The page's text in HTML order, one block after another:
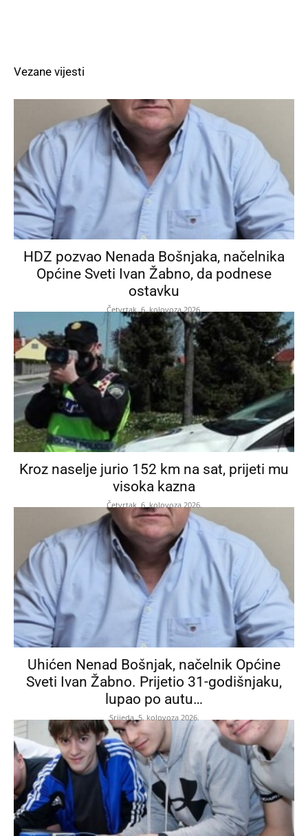
Vezane vijesti
HDZ pozvao Nenada Bošnjaka, načelnika
Općine Sveti Ivan Žabno, da podnese
ostavku
Četvrtak, 6. kolovoza 2026.
Kroz naselje jurio 152 km na sat, prijeti mu
visoka kazna
Četvrtak, 6. kolovoza 2026.
Uhićen Nenad Bošnjak, načelnik Općine
Sveti Ivan Žabno. Prijetio 31-godišnjaku,
lupao po autu…
Srijeda, 5. kolovoza 2026.